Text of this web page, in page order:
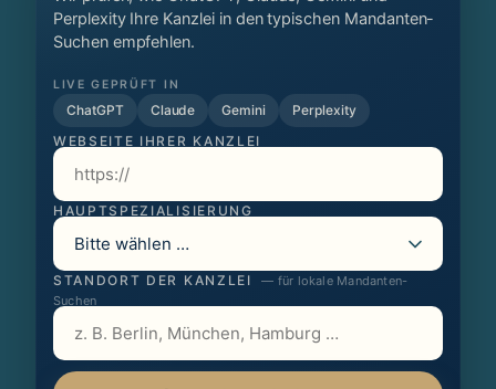
Perplexity Ihre Kanzlei in den typischen Mandanten-
Suchen empfehlen.
LIVE GEPRÜFT IN
ChatGPT Claude Gemini
Perplexity
WEBSEITE IHRER KANZLEI
HAUPTSPEZIALISIERUNG
STANDORT DER KANZLEI
— für lokale Mandanten-
Suchen